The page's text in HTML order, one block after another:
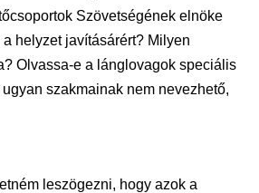
Szövetségének elnöke
helyzet javításárért? Milyen
Olvassa-e a lánglovagok speciális
szakmainak nem nevezhető,
leszögezni, hogy azok a